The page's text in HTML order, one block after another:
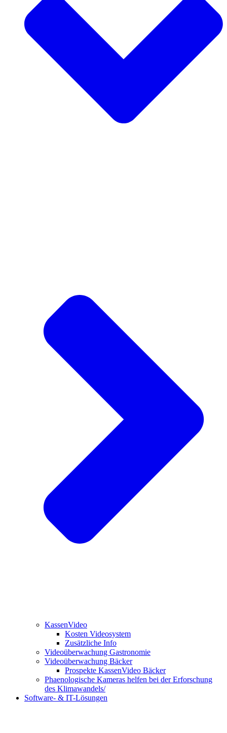
KassenVideo
Kosten Videosystem
Zusätzliche Info
Videoüberwachung Gastronomie
Videoüberwachung Bäcker
Prospekte KassenVideo Bäcker
Phaenologische Kameras helfen bei der Erforschung
des Klimawandels/
Software- & IT-Lösungen